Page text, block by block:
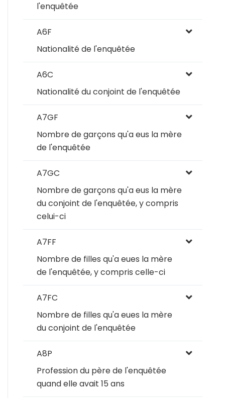
l'enquêtée
A6F
Nationalité de l'enquêtée
A6C
Nationalité du conjoint de l'enquêtée
A7GF
Nombre de garçons qu'a eus la mère
de l'enquêtée
A7GC
Nombre de garçons qu'a eus la mère
du conjoint de l'enquêtée, y compris
celui-ci
A7FF
Nombre de filles qu'a eues la mère
de l'enquêtée, y compris celle-ci
A7FC
Nombre de filles qu'a eues la mère
du conjoint de l'enquêtée
A8P
Profession du père de l'enquêtée
quand elle avait 15 ans